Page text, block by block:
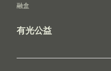
融盒
有光公益